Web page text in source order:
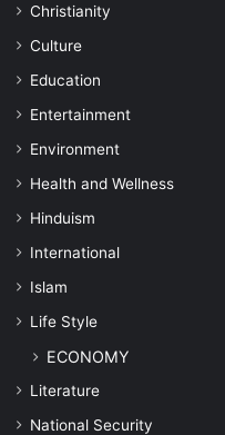
Christianity
Culture
Education
Entertainment
Environment
Health and Wellness
Hinduism
International
Islam
Life Style
ECONOMY
Literature
National Security